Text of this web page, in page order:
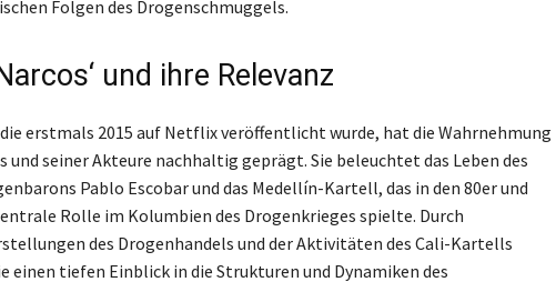
Folgen des Drogenschmuggels.
und ihre Relevanz
die erstmals 2015 auf Netflix veröffentlicht wurde, hat die Wahrnehmung
und seiner Akteure nachhaltig geprägt. Sie beleuchtet das Leben des
Pablo Escobar und das Medellín-Kartell, das in den 80er und
Rolle im Kolumbien des Drogenkrieges spielte. Durch
des Drogenhandels und der Aktivitäten des Cali-Kartells
einen tiefen Einblick in die Strukturen und Dynamiken des